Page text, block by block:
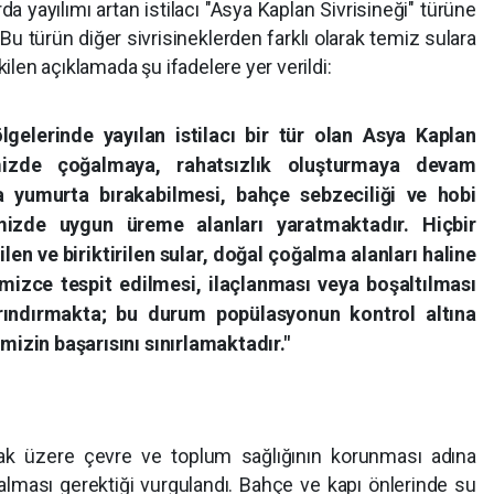
yayılımı artan istilacı "Asya Kaplan Sivrisineği" türüne
türün diğer sivrisineklerden farklı olarak temiz sulara
açıklamada şu ifadelere yer verildi:
yayılan istilacı bir tür olan Asya Kaplan
çoğalmaya, rahatsızlık oluşturmaya devam
bırakabilmesi, bahçe sebzeciliği ve hobi
uygun üreme alanları yaratmaktadır. Hiçbir
ve biriktirilen sular, doğal çoğalma alanları haline
tespit edilmesi, ilaçlanması veya boşaltılması
bu durum popülasyonun kontrol altına
başarısını sınırlamaktadır."
üzere çevre ve toplum sağlığının korunması adına
gerektiği vurgulandı. Bahçe ve kapı önlerinde su